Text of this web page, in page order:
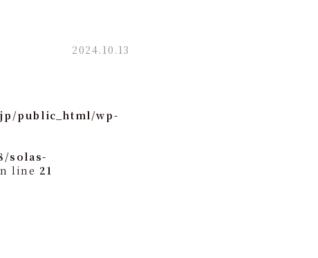
2024.10.13
public_html/wp-
solas-
line 21